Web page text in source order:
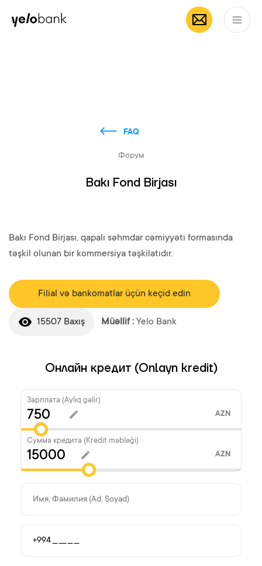
Частным лицам
FAQ
Форум
Bakı Fond Birjası
Bakı Fond Birjası, qapalı səhmdar cəmiyyəti formasında
təşkil olunan bir kommersiya təşkilatıdır.
Filial və bankomatlar üçün keçid edin
15507 Baxış Müəllif : Yelo Bank
Онлайн кредит (Onlayn kredit)
Зарплата (Aylıq gəlir)
AZN
Сумма кредита (Kredit məbləği)
AZN